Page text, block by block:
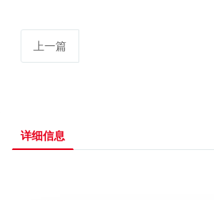
上一篇
详细信息